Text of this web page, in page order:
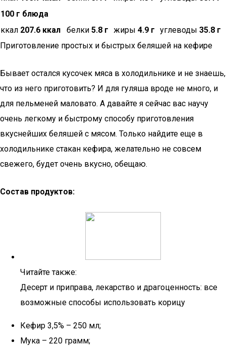
100 г блюда
ккал 207.6 ккал белки 5.8 г жиры 4.9 г углеводы 35.8 г
Приготовление простых и быстрых беляшей на кефире
Бывает остался кусочек мяса в холодильнике и не знаешь,
что из него приготовить? И для гуляша вроде не много, и
для пельменей маловато. А давайте я сейчас вас научу
очень легкому и быстрому способу приготовления
вкуснейших беляшей с мясом. Только найдите еще в
холодильнике стакан кефира, желательно не совсем
свежего, будет очень вкусно, обещаю.
Состав продуктов:
Читайте также:
Десерт и приправа, лекарство и драгоценность: все
возможные способы использовать корицу
Кефир 3,5% – 250 мл;
Мука – 220 грамм;